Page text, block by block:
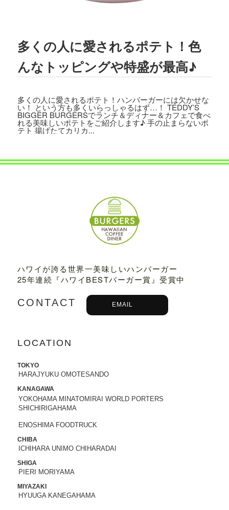
主婦と生活社「
JUNON 2022年11月号
にて、TEDDY'S BIGGER BURGERSの
「メガモンスターバーガー」など が紹介
されました。
日之出出版「Fine 2022年10月号」にて、
テディーズビガーバーガー原宿表参道店
が紹介されました。
9/7から9/12まで、大丸札幌店＜アロ！ハ
8/3から8/8まで、京都タカシマヤに、TED
DY'S BIGGER BURGERSが期間限定でO
7/13-7/18まで、阪急うめだ本店に、TEDD
Y'S BIGGER BURGERSが期間限定でOP
ハワイ抽選会への商品提供にて参加いた
2022.05.27
6/7より、ジェイアール名古屋タカシマヤ
に、TEDDY'S BIGGER BURGERSが期間
限定でOPENします。
Eトラベルガイド』 に、原宿表参道店が
2022.05.20
日頃より、テディーズビガーバーガーを
多くの人に愛されるポテト！色
んなトッピングや特盛が最高♪
多くの人に愛されるポテト！ハンバーガーには欠かせな
い！ という方も多くいらっしゃるはず…！ TEDDY’S
BIGGER BURGERSでランチ＆ディナー＆カフェで食べ
れる美味しいポテトをご紹介します♪ 手の止まらないポ
テト 揚げたてカリカ...
ハワイが誇る世界一美味しいハンバーガー
25年連続『ハワイBESTバーガー賞』受賞中
CONTACT EMAIL
LOCATION
TOKYO
HARAJYUKU OMOTESANDO
KANAGAWA
YOKOHAMA MINATOMIRAI WORLD PORTERS
SHICHIRIGAHAMA
ENOSHIMA FOODTRUCK
CHIBA
ICHIHARA UNIMO CHIHARADAI
SHIGA
PIERI MORIYAMA
MIYAZAKI
HYUUGA KANEGAHAMA